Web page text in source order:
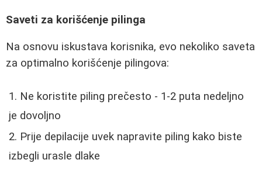
Saveti za korišćenje pilinga
Na osnovu iskustava korisnika, evo nekoliko saveta
za optimalno korišćenje pilingova:
Ne koristite piling prečesto - 1-2 puta nedeljno
je dovoljno
Prije depilacije uvek napravite piling kako biste
izbegli urasle dlake